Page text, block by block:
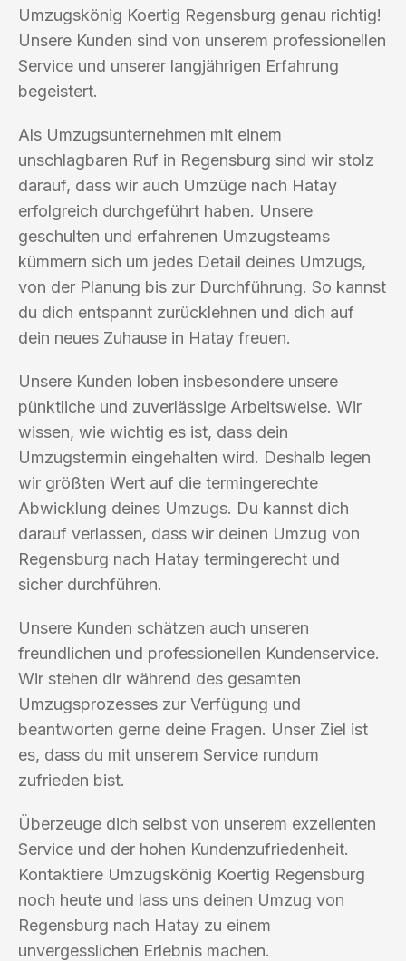
Umzugskönig Koertig Regensburg genau richtig!
Unsere Kunden sind von unserem professionellen
Service und unserer langjährigen Erfahrung
begeistert.
Als Umzugsunternehmen mit einem
unschlagbaren Ruf in Regensburg sind wir stolz
darauf, dass wir auch Umzüge nach Hatay
erfolgreich durchgeführt haben. Unsere
geschulten und erfahrenen Umzugsteams
kümmern sich um jedes Detail deines Umzugs,
von der Planung bis zur Durchführung. So kannst
du dich entspannt zurücklehnen und dich auf
dein neues Zuhause in Hatay freuen.
Unsere Kunden loben insbesondere unsere
pünktliche und zuverlässige Arbeitsweise. Wir
wissen, wie wichtig es ist, dass dein
Umzugstermin eingehalten wird. Deshalb legen
wir größten Wert auf die termingerechte
Abwicklung deines Umzugs. Du kannst dich
darauf verlassen, dass wir deinen Umzug von
Regensburg nach Hatay termingerecht und
sicher durchführen.
Unsere Kunden schätzen auch unseren
freundlichen und professionellen Kundenservice.
Wir stehen dir während des gesamten
Umzugsprozesses zur Verfügung und
beantworten gerne deine Fragen. Unser Ziel ist
es, dass du mit unserem Service rundum
zufrieden bist.
Überzeuge dich selbst von unserem exzellenten
Service und der hohen Kundenzufriedenheit.
Kontaktiere Umzugskönig Koertig Regensburg
noch heute und lass uns deinen Umzug von
Regensburg nach Hatay zu einem
unvergesslichen Erlebnis machen.